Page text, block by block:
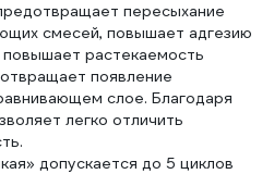
пересыхание
смесей, повышает адгезию
растекаемость
появление
слое. Благодаря
легко отличить
допускается до 5 циклов